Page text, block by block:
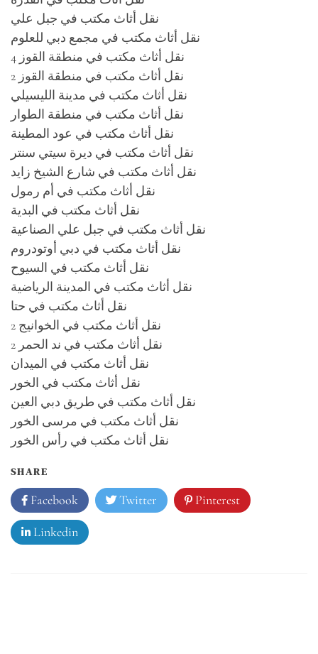
نقل أثاث مكتب في جبل علي
نقل أثاث مكتب في مجمع دبي للعلوم
نقل أثاث مكتب في منطقة القوز 4
نقل أثاث مكتب في منطقة القوز 2
نقل أثاث مكتب في مدينة الليسيلي
نقل أثاث مكتب في منطقة الطوار
نقل أثاث مكتب في عود المطينة
نقل أثاث مكتب في ديرة سيتي سنتر
نقل أثاث مكتب في شارع الشيخ زايد
نقل أثاث مكتب في أم رمول
نقل أثاث مكتب في البدية
نقل أثاث مكتب في جبل علي الصناعية
نقل أثاث مكتب في دبي أوتودروم
نقل أثاث مكتب في السيوح
نقل أثاث مكتب في المدينة الرياضية
نقل أثاث مكتب في حتا
نقل أثاث مكتب في الخوانيج 2
نقل أثاث مكتب في ند الحمر 2
نقل أثاث مكتب في الميدان
نقل أثاث مكتب في الخور
نقل أثاث مكتب في طريق دبي العين
نقل أثاث مكتب في مرسى الخور
نقل أثاث مكتب في رأس الخور
SHARE
Facebook Twitter Pinterest
Linkedin